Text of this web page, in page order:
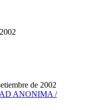
de 2002
ANONIMA /